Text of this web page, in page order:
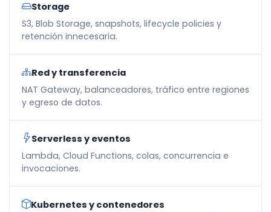
Storage
S3, Blob Storage, snapshots, lifecycle policies y
retención innecesaria.
Red y transferencia
NAT Gateway, balanceadores, tráfico entre regiones
y egreso de datos.
Serverless y eventos
Lambda, Cloud Functions, colas, concurrencia e
invocaciones.
Kubernetes y contenedores